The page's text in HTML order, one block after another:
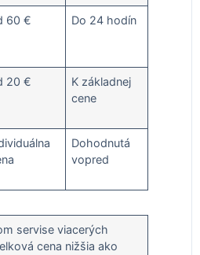
60 € Do 24 hodín
20 €
K základnej
cene
Dohodnutá
vopred
servise viacerých
cena nižšia ako